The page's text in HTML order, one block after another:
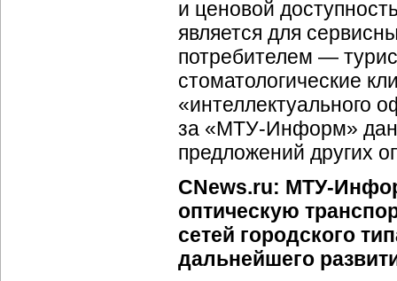
и ценовой
является для
потребителем —
стоматологические
«интеллектуального
за «МТУ-Информ»
предложений других
CNews.ru: МТУ-
оптическую
сетей городского
дальнейшего